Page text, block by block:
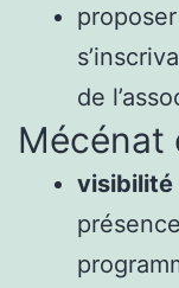
de
Mécénat
visibilité